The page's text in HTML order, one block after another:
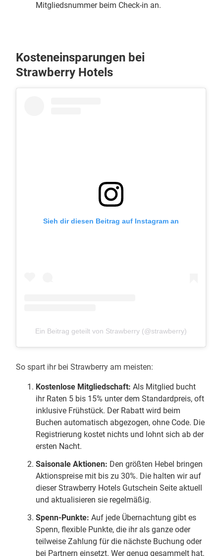
Mitgliedsnummer beim Check-in an.
Kosteneinsparungen bei
Strawberry Hotels
Sieh dir diesen Beitrag auf Instagram an
Ein Beitrag geteilt von Strawberry (@strawberry)
So spart ihr bei Strawberry am meisten:
Kostenlose Mitgliedschaft: Als Mitglied bucht
ihr Raten 5 bis 15% unter dem Standardpreis, oft
inklusive Frühstück. Der Rabatt wird beim
Buchen automatisch abgezogen, ohne Code. Die
Registrierung kostet nichts und lohnt sich ab der
ersten Nacht.
Saisonale Aktionen: Den größten Hebel bringen
Aktionspreise mit bis zu 30%. Die halten wir auf
dieser Strawberry Hotels Gutschein Seite aktuell
und aktualisieren sie regelmäßig.
Spenn-Punkte: Auf jede Übernachtung gibt es
Spenn, flexible Punkte, die ihr als ganze oder
teilweise Zahlung für die nächste Buchung oder
bei Partnern einsetzt. Wer genug gesammelt hat,